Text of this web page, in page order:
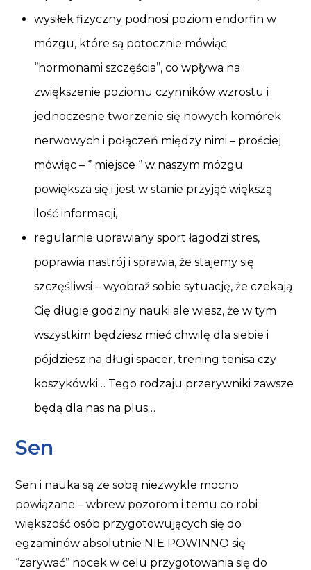
wysiłek fizyczny podnosi poziom endorfin w
mózgu, które są potocznie mówiąc
‘’hormonami szczęścia’’, co wpływa na
zwiększenie poziomu czynników wzrostu i
jednoczesne tworzenie się nowych komórek
nerwowych i połączeń między nimi – prościej
mówiąc – ‘’ miejsce ‘’ w naszym mózgu
powiększa się i jest w stanie przyjąć większą
ilość informacji,
regularnie uprawiany sport łagodzi stres,
poprawia nastrój i sprawia, że stajemy się
szczęśliwsi – wyobraź sobie sytuację, że czekają
Cię długie godziny nauki ale wiesz, że w tym
wszystkim będziesz mieć chwilę dla siebie i
pójdziesz na długi spacer, trening tenisa czy
koszykówki… Tego rodzaju przerywniki zawsze
będą dla nas na plus…
Sen
Sen i nauka są ze sobą niezwykle mocno
powiązane – wbrew pozorom i temu co robi
większość osób przygotowujących się do
egzaminów absolutnie NIE POWINNO się
‘’zarywać’’ nocek w celu przygotowania się do